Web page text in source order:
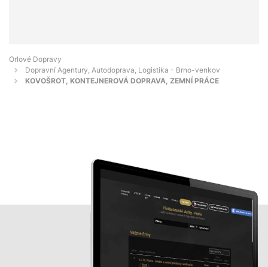
Orlové Dopravy
Dopravní Agentury, Autodoprava, Logistika - Brno-venkov
KOVOŠROT, KONTEJNEROVÁ DOPRAVA, ZEMNÍ PRÁCE